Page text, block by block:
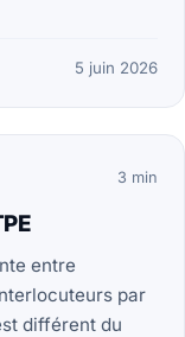
5 juin 2026
3 min
entre
par
différent du